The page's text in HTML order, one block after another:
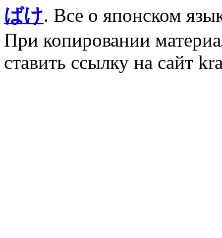
ばけ. Все о японском
При копировании
ставить ссылку на сайт